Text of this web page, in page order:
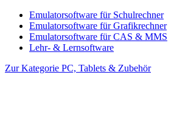
Emulatorsoftware für Schulrechner
Emulatorsoftware für Grafikrechner
Emulatorsoftware für CAS & MMS
Lehr- & Lernsoftware
Zur Kategorie PC, Tablets & Zubehör